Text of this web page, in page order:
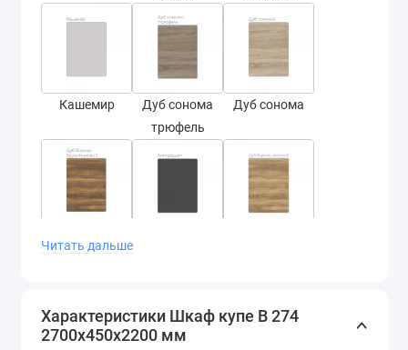
Кашемир
Дуб сонома
трюфель
Дуб сонома
Дуб барокко
Читать дальше
Характеристики Шкаф купе В 274
2700х450х2200 мм